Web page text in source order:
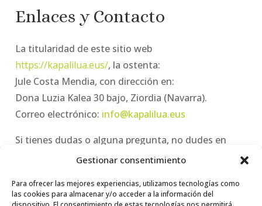
Gestionar consentimiento
Para ofrecer las mejores experiencias, utilizamos tecnologías como
las cookies para almacenar y/o acceder a la información del
Enlaces y Contacto
La titularidad de este sitio web
https://kapalilua.eus/, la ostenta:
Jule Costa Mendia, con dirección en:
Dona Luzia Kalea 30 bajo, Ziordia (Navarra).
Correo electrónico: info@kapalilua.eus
Si tienes dudas o alguna pregunta, no dudes en
ponerte en contacto conmigo. ¡Estoy aquí para
Envía un mensaje ainfo@kapalilua.euso rellena el